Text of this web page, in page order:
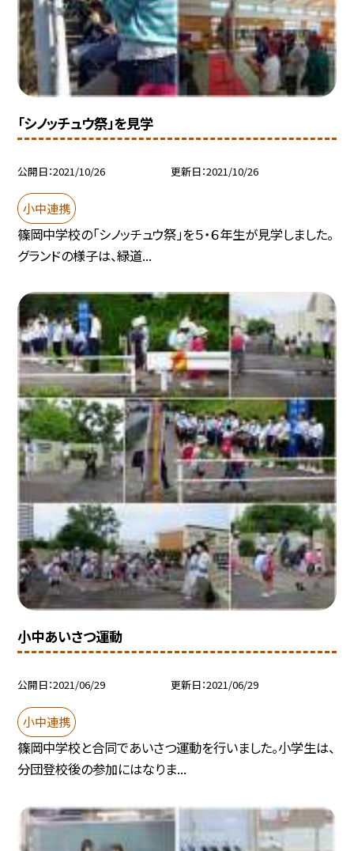
「シノッチュウ祭」を見学
公開日 2021/10/26 更新日 2021/10/26
小中連携
篠岡中学校の「シノッチュウ祭」を５・６年生が見学しました。
グランドの様子は、緑道...
小中あいさつ運動
公開日 2021/06/29 更新日 2021/06/29
小中連携
篠岡中学校と合同であいさつ運動を行いました。小学生は、
分団登校後の参加にはなりま...